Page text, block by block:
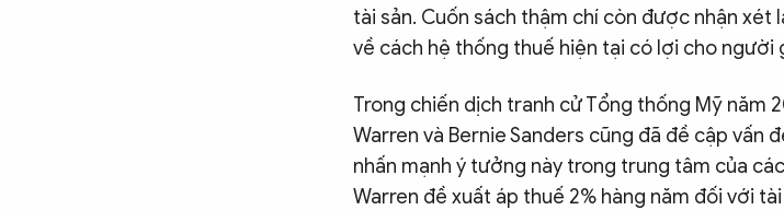
tài sản. Cuốn sách thậm chí còn được nhận
về cách hệ thống thuế hiện tại có lợi cho người
Trong chiến dịch tranh cử Tổng thống Mỹ năm
Warren và Bernie Sanders cũng đã đề cập vấn
nhấn mạnh ý tưởng này trong trung tâm của
Warren đề xuất áp thuế 2% hàng năm đối với